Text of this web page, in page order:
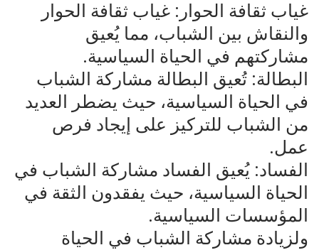
غياب ثقافة الحوار: غياب ثقافة الحوار
والنقاش بين الشباب، مما يُعيق
مشاركتهم في الحياة السياسية.
البطالة: تُعيق البطالة مشاركة الشباب
في الحياة السياسية، حيث يضطر العديد
من الشباب للتركيز على إيجاد فرص
عمل.
الفساد: يُعيق الفساد مشاركة الشباب في
الحياة السياسية، حيث يفقدون الثقة في
المؤسسات السياسية.
ولزيادة مشاركة الشباب في الحياة